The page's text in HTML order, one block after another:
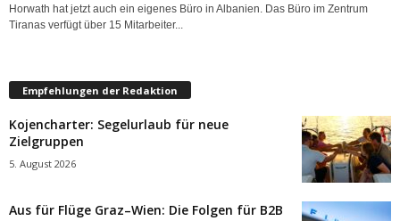
Horwath hat jetzt auch ein eigenes Büro in Albanien. Das Büro im Zentrum
Tiranas verfügt über 15 Mitarbeiter...
Empfehlungen der Redaktion
Kojencharter: Segelurlaub für neue
Zielgruppen
5. August 2026
Aus für Flüge Graz–Wien: Die Folgen für B2B